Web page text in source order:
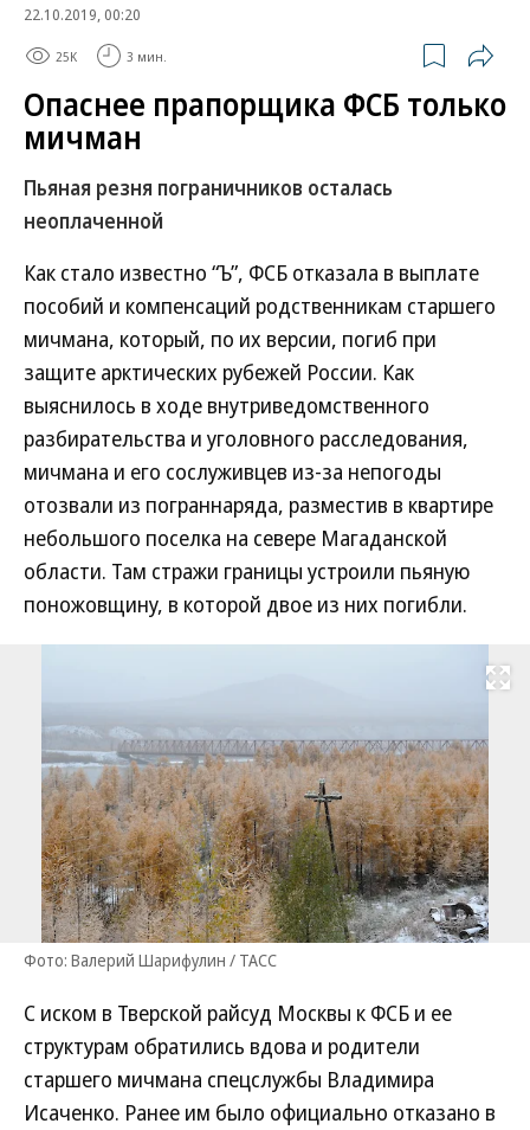
22.10.2019, 00:20
25K 3 мин.
Опаснее прапорщика ФСБ только
мичман
Пьяная резня пограничников осталась
неоплаченной
Как стало известно “Ъ”, ФСБ отказала в выплате
пособий и компенсаций родственникам старшего
мичмана, который, по их версии, погиб при
защите арктических рубежей России. Как
выяснилось в ходе внутриведомственного
разбирательства и уголовного расследования,
мичмана и его сослуживцев из-за непогоды
отозвали из пограннаряда, разместив в квартире
небольшого поселка на севере Магаданской
области. Там стражи границы устроили пьяную
поножовщину, в которой двое из них погибли.
Развернуть
Фото: Валерий Шарифулин / ТАСС
С иском в Тверской райсуд Москвы к ФСБ и ее
структурам обратились вдова и родители
старшего мичмана спецслужбы Владимира
Исаченко. Ранее им было официально отказано в